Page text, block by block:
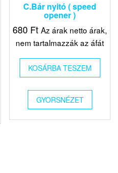
C.Bár nyitó ( speed
opener )
680 Ft Az árak netto árak,
nem tartalmazzák az áfát
KOSÁRBA TESZEM
GYORSNÉZET